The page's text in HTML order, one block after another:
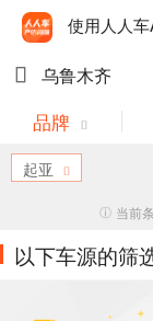
使用人人
乌鲁木齐
品牌
起亚
当前
以下车源的筛